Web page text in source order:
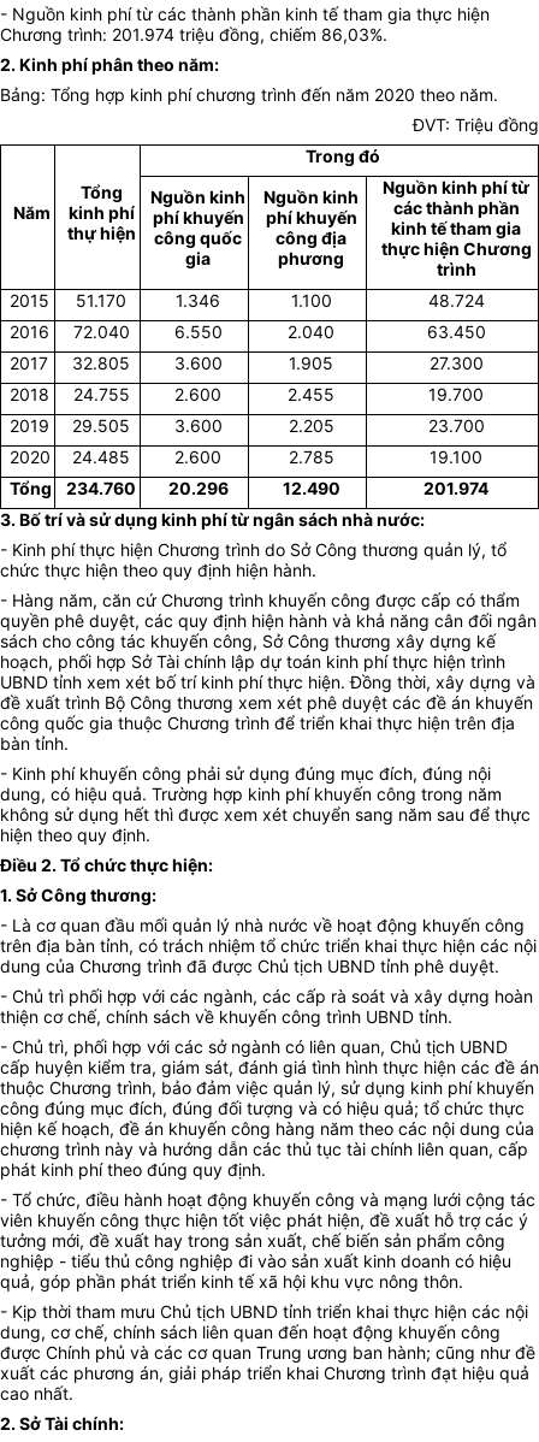
- Nguồn kinh phí từ các thành phần kinh tế tham gia thực hiện
Chương trình: 201.974 triệu đồng, chiếm 86,03%.
2. Kinh phí phân theo năm:
Bảng: Tổng hợp kinh phí chương trình đến năm 2020 theo năm.
ĐVT: Triệu đồng
Năm
Tổng
kinh phí
thự hiện
Trong đó
Nguồn kinh
phí khuyến
công quốc
gia
Nguồn kinh
phí khuyến
công địa
phương
Nguồn kinh phí từ
các thành phần
kinh tế tham gia
thực hiện Chương
trình
2015
51.170 1.346 1.100
48.724
2016
72.040 6.550 2.040
63.450
2017
32.805 3.600 1.905
27.300
2018
24.755 2.600 2.455
19.700
2019
29.505 3.600 2.205
23.700
2020
24.485 2.600 2.785
19.100
Tổng
234.760 20.296 12.490
201.974
3. Bố trí và sử dụng kinh phí từ ngân sách nhà nước:
- Kinh phí thực hiện Chương trình do Sở Công thương quản lý, tổ
chức thực hiện theo quy định hiện hành.
- Hàng năm, căn cứ Chương trình khuyến công được cấp có thẩm
quyền phê duyệt, các quy định hiện hành và khả năng cân đối ngân
sách cho công tác khuyến công, Sở Công thương xây dựng kế
hoạch, phối hợp Sở Tài chính lập dự toán kinh phí thực hiện trình
UBND tỉnh xem xét bố trí kinh phí thực hiện. Đồng thời, xây dựng và
đề xuất trình Bộ Công thương xem xét phê duyệt các đề án khuyến
công quốc gia thuộc Chương trình để triển khai thực hiện trên địa
bàn tỉnh.
- Kinh phí khuyến công phải sử dụng đúng mục đích, đúng nội
dung, có hiệu quả. Trường hợp kinh phí khuyến công trong năm
không sử dụng hết thì được xem xét chuyển sang năm sau để thực
hiện theo quy định.
Điều 2. Tổ chức thực hiện:
1. Sở Công thương:
- Là cơ quan đầu mối quản lý nhà nước về hoạt động khuyến công
trên địa bàn tỉnh, có trách nhiệm tổ chức triển khai thực hiện các nội
dung của Chương trình đã được Chủ tịch UBND tỉnh phê duyệt.
- Chủ trì phối hợp với các ngành, các cấp rà soát và xây dựng hoàn
thiện cơ chế, chính sách về khuyến công trình UBND tỉnh.
- Chủ trì, phối hợp với các sở ngành có liên quan, Chủ tịch UBND
cấp huyện kiểm tra, giám sát, đánh giá tình hình thực hiện các đề án
thuộc Chương trình, bảo đảm việc quản lý, sử dụng kinh phí khuyến
công đúng mục đích, đúng đối tượng và có hiệu quả; tổ chức thực
hiện kế hoạch, đề án khuyến công hàng năm theo các nội dung của
chương trình này và hướng dẫn các thủ tục tài chính liên quan, cấp
phát kinh phí theo đúng quy định.
- Tổ chức, điều hành hoạt động khuyến công và mạng lưới cộng tác
viên khuyến công thực hiện tốt việc phát hiện, đề xuất hỗ trợ các ý
tưởng mới, đề xuất hay trong sản xuất, chế biến sản phẩm công
nghiệp - tiểu thủ công nghiệp đi vào sản xuất kinh doanh có hiệu
quả, góp phần phát triển kinh tế xã hội khu vực nông thôn.
- Kịp thời tham mưu Chủ tịch UBND tỉnh triển khai thực hiện các nội
dung, cơ chế, chính sách liên quan đến hoạt động khuyến công
được Chính phủ và các cơ quan Trung ương ban hành; cũng như đề
xuất các phương án, giải pháp triển khai Chương trình đạt hiệu quả
cao nhất.
2. Sở Tài chính: